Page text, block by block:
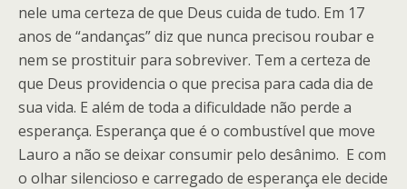
nele uma certeza de que Deus cuida de tudo. Em 17
anos de “andanças” diz que nunca precisou roubar e
nem se prostituir para sobreviver. Tem a certeza de
que Deus providencia o que precisa para cada dia de
sua vida. E além de toda a dificuldade não perde a
esperança. Esperança que é o combustível que move
Lauro a não se deixar consumir pelo desânimo. E com
o olhar silencioso e carregado de esperança ele decide